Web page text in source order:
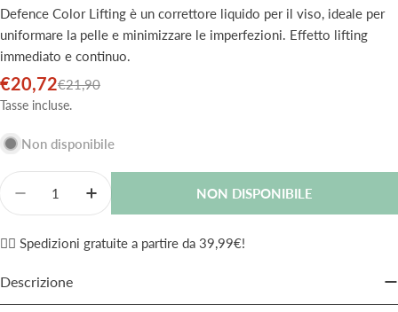
Defence Color Lifting è un correttore liquido per il viso, ideale per
uniformare la pelle e minimizzare le imperfezioni. Effetto lifting
immediato e continuo.
Prezzo
di
€20,72
Prezzo
normale
€21,90
Tasse incluse.
Non disponibile
Quantità
Diminuisci La Quantità Per Defence Color Lifting
Aumenta La Quantità Per Defence Color
NON DISPONIBILE
✌🏼 Spedizioni gratuite a partire da 39,99€!
Descrizione